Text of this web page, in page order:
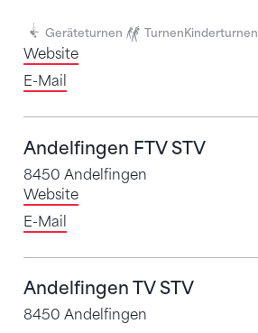
Geräteturnen Turnen Kinderturnen
Website
E-Mail
Andelfingen FTV STV
8450 Andelfingen
Website
E-Mail
Andelfingen TV STV
8450 Andelfingen